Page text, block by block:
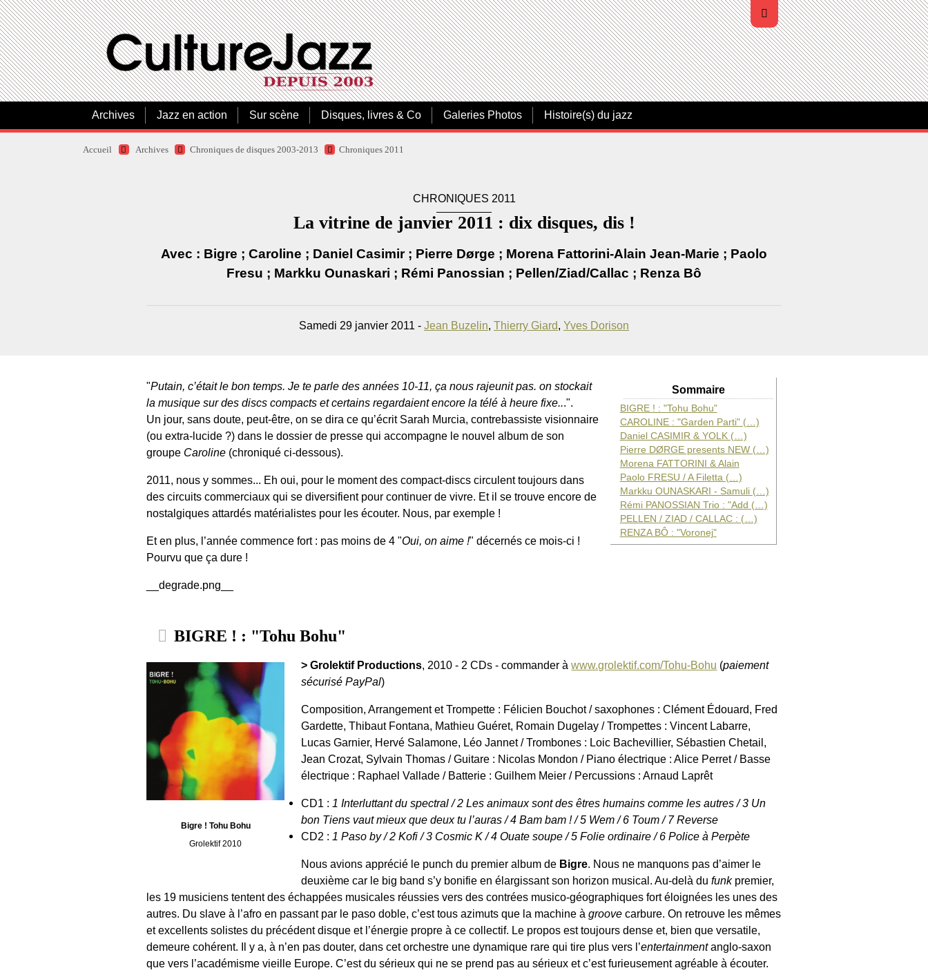
Archives Jazz en action Sur scène Disques, livres & Co Galeries Photos Histoire(s) du jazz
Accueil Archives Chroniques de disques 2003-2013 Chroniques 2011
CHRONIQUES 2011
La vitrine de janvier 2011 : dix disques, dis !
Avec : Bigre ; Caroline ; Daniel Casimir ; Pierre Dørge ; Morena Fattorini-Alain Jean-Marie ; Paolo
Fresu ; Markku Ounaskari ; Rémi Panossian ; Pellen/Ziad/Callac ; Renza Bô
Samedi 29 janvier 2011 - Jean Buzelin, Thierry Giard, Yves Dorison
Sommaire
BIGRE ! : "Tohu Bohu"
CAROLINE : "Garden Parti" (…)
Daniel CASIMIR & YOLK (…)
Pierre DØRGE presents NEW (…)
Morena FATTORINI & Alain
Paolo FRESU / A Filetta (…)
Markku OUNASKARI - Samuli (…)
Rémi PANOSSIAN Trio : "Add (…)
PELLEN / ZIAD / CALLAC : (…)
RENZA BÔ : "Voronej"
"Putain, c’était le bon temps. Je te parle des années 10-11, ça nous rajeunit pas. on stockait
la musique sur des discs compacts et certains regardaient encore la télé à heure fixe...".
Un jour, sans doute, peut-être, on se dira ce qu’écrit Sarah Murcia, contrebassiste visionnaire
(ou extra-lucide ?) dans le dossier de presse qui accompagne le nouvel album de son
groupe Caroline (chroniqué ci-dessous).
2011, nous y sommes... Eh oui, pour le moment des compact-discs circulent toujours dans
des circuits commerciaux qui se diversifient pour continuer de vivre. Et il se trouve encore de
nostalgiques attardés matérialistes pour les écouter. Nous, par exemple !
Et en plus, l’année commence fort : pas moins de 4 "Oui, on aime !" décernés ce mois-ci !
Pourvu que ça dure !
__degrade.png__
BIGRE ! : "Tohu Bohu"
Bigre ! Tohu Bohu
Grolektif 2010
> Grolektif Productions, 2010 - 2 CDs - commander àwww.grolektif.com/Tohu-Bohu (paiement
sécurisé PayPal)
Composition, Arrangement et Trompette : Félicien Bouchot / saxophones : Clément Édouard, Fred
Gardette, Thibaut Fontana, Mathieu Guéret, Romain Dugelay / Trompettes : Vincent Labarre,
Lucas Garnier, Hervé Salamone, Léo Jannet / Trombones : Loic Bachevillier, Sébastien Chetail,
Jean Crozat, Sylvain Thomas / Guitare : Nicolas Mondon / Piano électrique : Alice Perret / Basse
électrique : Raphael Vallade / Batterie : Guilhem Meier / Percussions : Arnaud Laprêt
CD1 : 1 Interluttant du spectral / 2 Les animaux sont des êtres humains comme les autres / 3 Un
bon Tiens vaut mieux que deux tu l’auras / 4 Bam bam ! / 5 Wem / 6 Toum / 7 Reverse
CD2 : 1 Paso by / 2 Kofi / 3 Cosmic K / 4 Ouate soupe / 5 Folie ordinaire / 6 Police à Perpète
Nous avions apprécié le punch du premier album de Bigre. Nous ne manquons pas d’aimer le
deuxième car le big band s’y bonifie en élargissant son horizon musical. Au-delà dufunkpremier,
les 19 musiciens tentent des échappées musicales réussies vers des contrées musico-géographiques fort éloignées les unes des
autres. Du slave à l’afro en passant par le paso doble, c’est tous azimuts que la machine à groove carbure. On retrouve les mêmes
et excellents solistes du précédent disque et l’énergie propre à ce collectif. Le propos est toujours dense et, bien que versatile,
demeure cohérent. Il y a, à n’en pas douter, dans cet orchestre une dynamique rare qui tire plus vers l’entertainmentanglo-saxon
que vers l’académisme vieille Europe. C’est du sérieux qui ne se prend pas au sérieux et c’est furieusement agréable à écouter.